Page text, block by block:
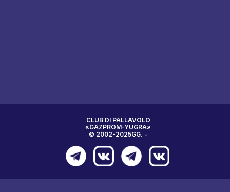
CLUB DI PALLAVOLO
«GAZPROM-YUGRA»
© 2002-2025GG. -